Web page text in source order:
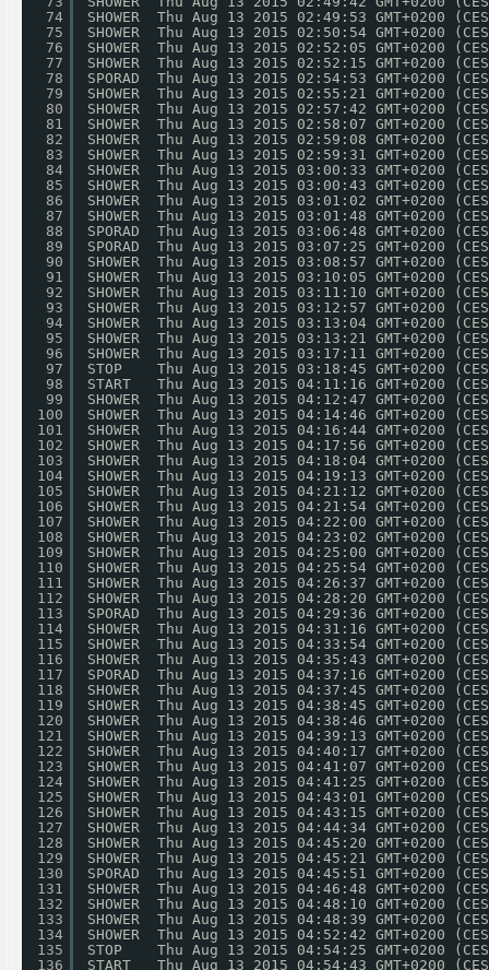
74
75
76
77
78
79
80
81
82
83
84
85
86
87
88
89
90
91
92
93
94
95
96
97
98
99
100
101
102
103
104
105
106
107
108
109
110
111
112
113
114
115
116
117
118
119
120
121
122
123
124
125
126
127
128
129
130
131
132
133
134
135
136
SHOWER  Thu Aug 13 2015 02:49:53 GMT+0200
SHOWER  Thu Aug 13 2015 02:50:54 GMT+0200
SHOWER  Thu Aug 13 2015 02:52:05 GMT+0200
SHOWER  Thu Aug 13 2015 02:52:15 GMT+0200
SPORAD  Thu Aug 13 2015 02:54:53 GMT+0200
SHOWER  Thu Aug 13 2015 02:55:21 GMT+0200
SHOWER  Thu Aug 13 2015 02:57:42 GMT+0200
SHOWER  Thu Aug 13 2015 02:58:07 GMT+0200
SHOWER  Thu Aug 13 2015 02:59:08 GMT+0200
SHOWER  Thu Aug 13 2015 02:59:31 GMT+0200
SHOWER  Thu Aug 13 2015 03:00:33 GMT+0200
SHOWER  Thu Aug 13 2015 03:00:43 GMT+0200
SHOWER  Thu Aug 13 2015 03:01:02 GMT+0200
SHOWER  Thu Aug 13 2015 03:01:48 GMT+0200
SPORAD  Thu Aug 13 2015 03:06:48 GMT+0200
SPORAD  Thu Aug 13 2015 03:07:25 GMT+0200
SHOWER  Thu Aug 13 2015 03:08:57 GMT+0200
SHOWER  Thu Aug 13 2015 03:10:05 GMT+0200
SHOWER  Thu Aug 13 2015 03:11:10 GMT+0200
SHOWER  Thu Aug 13 2015 03:12:57 GMT+0200
SHOWER  Thu Aug 13 2015 03:13:04 GMT+0200
SHOWER  Thu Aug 13 2015 03:13:21 GMT+0200
SHOWER  Thu Aug 13 2015 03:17:11 GMT+0200
STOP    Thu Aug 13 2015 03:18:45 GMT+0200
START   Thu Aug 13 2015 04:11:16 GMT+0200
SHOWER  Thu Aug 13 2015 04:12:47 GMT+0200
SHOWER  Thu Aug 13 2015 04:14:46 GMT+0200
SHOWER  Thu Aug 13 2015 04:16:44 GMT+0200
SHOWER  Thu Aug 13 2015 04:17:56 GMT+0200
SHOWER  Thu Aug 13 2015 04:18:04 GMT+0200
SHOWER  Thu Aug 13 2015 04:19:13 GMT+0200
SHOWER  Thu Aug 13 2015 04:21:12 GMT+0200
SHOWER  Thu Aug 13 2015 04:21:54 GMT+0200
SHOWER  Thu Aug 13 2015 04:22:00 GMT+0200
SHOWER  Thu Aug 13 2015 04:23:02 GMT+0200
SHOWER  Thu Aug 13 2015 04:25:00 GMT+0200
SHOWER  Thu Aug 13 2015 04:25:54 GMT+0200
SHOWER  Thu Aug 13 2015 04:26:37 GMT+0200
SHOWER  Thu Aug 13 2015 04:28:20 GMT+0200
SPORAD  Thu Aug 13 2015 04:29:36 GMT+0200
SHOWER  Thu Aug 13 2015 04:31:16 GMT+0200
SHOWER  Thu Aug 13 2015 04:33:54 GMT+0200
SHOWER  Thu Aug 13 2015 04:35:43 GMT+0200
SPORAD  Thu Aug 13 2015 04:37:16 GMT+0200
SHOWER  Thu Aug 13 2015 04:37:45 GMT+0200
SHOWER  Thu Aug 13 2015 04:38:45 GMT+0200
SHOWER  Thu Aug 13 2015 04:38:46 GMT+0200
SHOWER  Thu Aug 13 2015 04:39:13 GMT+0200
SHOWER  Thu Aug 13 2015 04:40:17 GMT+0200
SHOWER  Thu Aug 13 2015 04:41:07 GMT+0200
SHOWER  Thu Aug 13 2015 04:41:25 GMT+0200
SHOWER  Thu Aug 13 2015 04:43:01 GMT+0200
SHOWER  Thu Aug 13 2015 04:43:15 GMT+0200
SHOWER  Thu Aug 13 2015 04:44:34 GMT+0200
SHOWER  Thu Aug 13 2015 04:45:20 GMT+0200
SHOWER  Thu Aug 13 2015 04:45:21 GMT+0200
SPORAD  Thu Aug 13 2015 04:45:51 GMT+0200
SHOWER  Thu Aug 13 2015 04:46:48 GMT+0200
SHOWER  Thu Aug 13 2015 04:48:10 GMT+0200
SHOWER  Thu Aug 13 2015 04:48:39 GMT+0200
SHOWER  Thu Aug 13 2015 04:52:42 GMT+0200
STOP    Thu Aug 13 2015 04:54:25 GMT+0200
START   Thu Aug 13 2015 04:54:43 GMT+0200